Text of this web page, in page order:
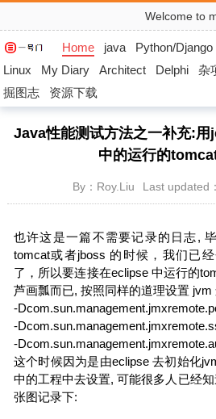
Welcome to
Home java Python/Django
Linux
My Diary Architect Delphi 杂
掘图志
资源下载
Java性能测试方法之一补充:
中的运行的
By：Roy.Liu Last updated
也许这是一篇不需要记录的日志,
tomcat或者jboss 的时候，我们已
了，所以要连接在eclipse 中运行的
芦画瓢而已, 按照同样的道理设置 jvm
-
-
-
这个时候因为是由eclipse 去初始化
中的工程中去设置, 可能很多人已经
张图记录下: